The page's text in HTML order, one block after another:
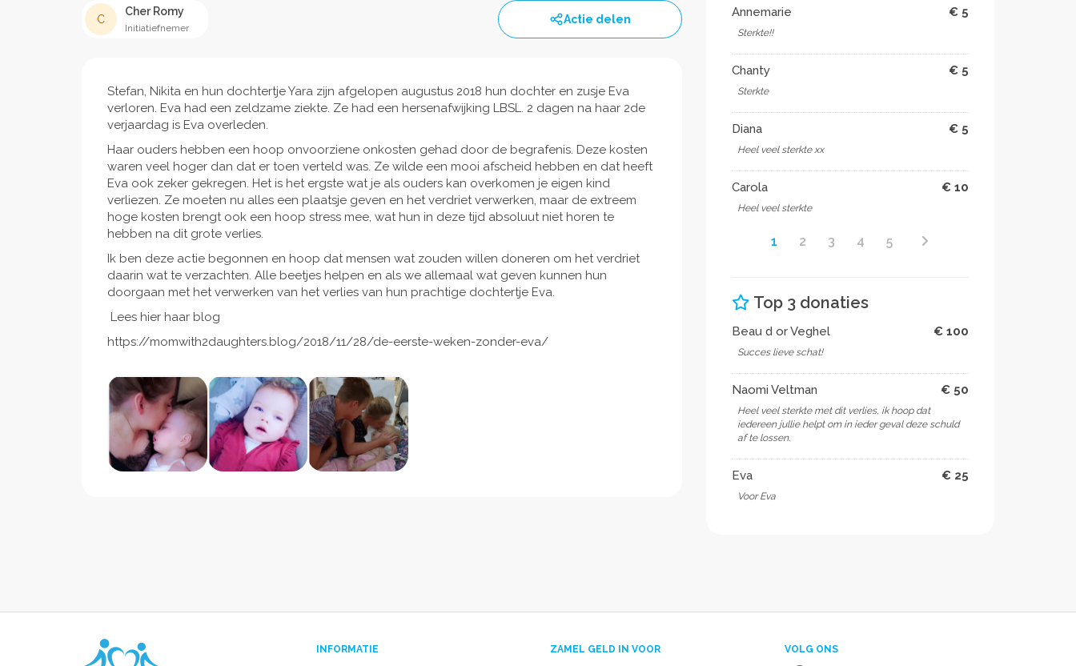
C
Cher Romy
Initiatiefnemer
Actie delen
Stefan, Nikita en hun dochtertje Yara zijn afgelopen augustus 2018 hun dochter en zusje Eva
verloren. Eva had een zeldzame ziekte. Ze had een hersenafwijking LBSL. 2 dagen na haar 2de
verjaardag is Eva overleden.
Haar ouders hebben een hoop onvoorziene onkosten gehad door de begrafenis. Deze kosten
waren veel hoger dan dat er toen verteld was. Ze wilde een mooi afscheid hebben en dat heeft
Eva ook zeker gekregen. Het is het ergste wat je als ouders kan overkomen je eigen kind
verliezen. Ze moeten nu alles een plaatsje geven en het verdriet verwerken, maar de extreem
hoge kosten brengt ook een hoop stress mee, wat hun in deze tijd absoluut niet horen te
hebben na dit grote verlies.
Ik ben deze actie begonnen en hoop dat mensen wat zouden willen doneren om het verdriet
daarin wat te verzachten. Alle beetjes helpen en als we allemaal wat geven kunnen hun
doorgaan met het verwerken van het verlies van hun prachtige dochtertje Eva.
Lees hier haar blog
https://momwith2daughters.blog/2018/11/28/de-eerste-weken-zonder-eva/
Annemarie € 5
Sterkte!!
Chanty € 5
Sterkte ️
Diana € 5
Heel veel sterkte xx
Carola € 10
Heel veel sterkte
1 2 3 4 5
Top 3 donaties
Beau d or Veghel € 100
Succes lieve schat!
Naomi Veltman € 50
Heel veel sterkte met dit verlies, ik hoop dat
iedereen jullie helpt om in ieder geval deze schuld
af te lossen.
Eva € 25
Voor Eva
INFORMATIE ZAMEL GELD IN VOOR VOLG ONS